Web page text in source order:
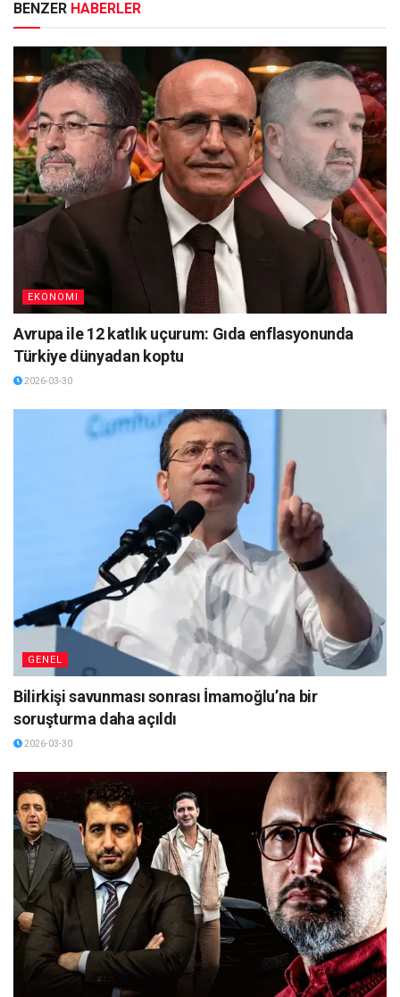
BENZER HABERLER
EKONOMI
Avrupa ile 12 katlık uçurum: Gıda enflasyonunda
Türkiye dünyadan koptu
2026-03-30
GENEL
Bilirkişi savunması sonrası İmamoğlu’na bir
soruşturma daha açıldı
2026-03-30